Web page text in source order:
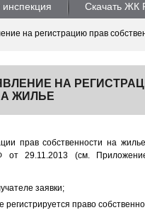
Скачать ЖК
на регистрацию прав
НА
ЖИЛЬЕ
прав собственности на
от 29.11.2013 (см.
заявки;
право